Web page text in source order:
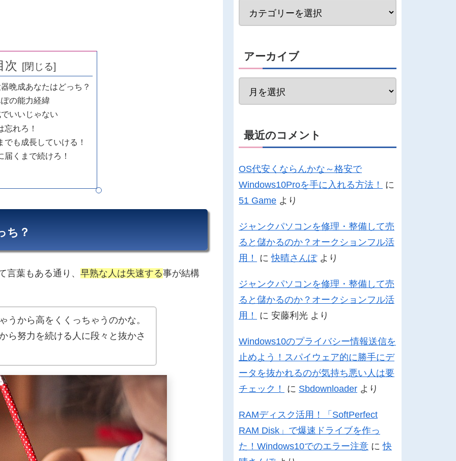
次
晩成あなたはどっち？
の能力経緯
いいじゃない
忘れろ！
でも成長していける！
届くまで続けろ！
ち？
言葉もある通り、 早熟な人は失速する事が結構
うから高をくくっちゃうのかな。
ら努力を続ける人に段々と抜かさ
アーカイブ
最近のコメント
OS代安くならんかな～格安で
Windows10Proを手に入れる方法！
に
51 Game より
ジャンクパソコンを修理・整備して売
ると儲かるのか？オークションフル活
用！
に快晴さんぽより
ジャンクパソコンを修理・整備して売
ると儲かるのか？オークションフル活
用！
に 安藤利光 より
Windows10のプライバシー情報送信を
止めよう！スパイウェア的に勝手にデ
ータを抜かれるのが気持ち悪い人は要
チェック！
に Sbdownloader より
RAMディスク活用！「SoftPerfect
RAM Disk」で爆速ドライブを作っ
た！Windows10でのエラー注意 に快